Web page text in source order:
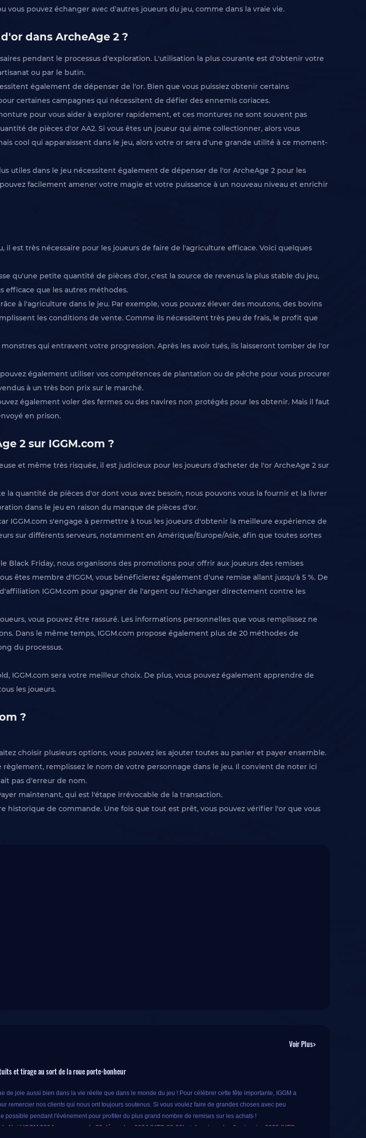
pouvez échanger avec d'autres joueurs du jeu, comme dans la vraie vie.
dans ArcheAge 2 ?
pendant le processus d'exploration. L'utilisation la plus courante est d'obtenir votre
ou par le butin.
également de dépenser de l'or. Bien que vous puissiez obtenir certains
certaines campagnes qui nécessitent de défier des ennemis coriaces.
pour vous aider à explorer rapidement, et ces montures ne sont souvent pas
de pièces d'or AA2. Si vous êtes un joueur qui aime collectionner, alors vous
cool qui apparaissent dans le jeu, alors votre or sera d'une grande utilité à ce moment-
utiles dans le jeu nécessitent également de dépenser de l'or ArcheAge 2 pour les
facilement amener votre magie et votre puissance à un nouveau niveau et enrichir
est très nécessaire pour les joueurs de faire de l'agriculture efficace. Voici quelques
qu'une petite quantité de pièces d'or, c'est la source de revenus la plus stable du jeu,
efficace que les autres méthodes.
à l'agriculture dans le jeu. Par exemple, vous pouvez élever des moutons, des bovins
les conditions de vente. Comme ils nécessitent très peu de frais, le profit que
qui entravent votre progression. Après les avoir tués, ils laisseront tomber de l'or
pouvez également utiliser vos compétences de plantation ou de pêche pour vous procurer
à un très bon prix sur le marché.
également voler des fermes ou des navires non protégés pour les obtenir. Mais il faut
en prison.
2 sur IGGM.com ?
et même très risquée, il est judicieux pour les joueurs d'acheter de l'or ArcheAge 2 sur
quantité de pièces d'or dont vous avez besoin, nous pouvons vous la fournir et la livrer
dans le jeu en raison du manque de pièces d'or.
IGGM.com s'engage à permettre à tous les joueurs d'obtenir la meilleure expérience de
sur différents serveurs, notamment en Amérique/Europe/Asie, afin que toutes sortes
Friday, nous organisons des promotions pour offrir aux joueurs des remises
êtes membre d'IGGM, vous bénéficierez également d'une remise allant jusqu'à 5 %. De
IGGM.com pour gagner de l'argent ou l'échanger directement contre les
vous pouvez être rassuré. Les informations personnelles que vous remplissez ne
Dans le même temps, IGGM.com propose également plus de 20 méthodes de
du processus.
IGGM.com sera votre meilleur choix. De plus, vous pouvez également apprendre de
les joueurs.
?
choisir plusieurs options, vous pouvez les ajouter toutes au panier et payer ensemble.
remplissez le nom de votre personnage dans le jeu. Il convient de noter ici
pas d'erreur de nom.
maintenant, qui est l'étape irrévocable de la transaction.
historique de commande. Une fois que tout est prêt, vous pouvez vérifier l'or que vous
Voir Plus>
et tirage au sort de la roue porte-bonheur
de joie aussi bien dans la vie réelle que dans le monde du jeu ! Pour célébrer cette fête importante, IGGM a
remercier nos clients qui nous ont toujours soutenus. Si vous voulez faire de grandes choses avec peu
possible pendant l'événement pour profiter du plus grand nombre de remises sur les achats !
Noël IGGM 2024 commence le 23 décembre 2024 (UTC-08:00) et dure jusqu'au 1er janvier 2025 (UTC-